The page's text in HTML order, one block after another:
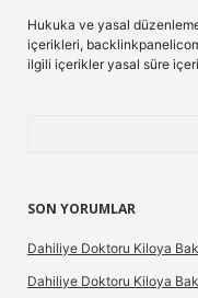
Hukuka ve yasal
içerikleri,
ilgili içerikler yasal süre
SON YORUMLAR
Dahiliye Doktoru Kiloya
Dahiliye Doktoru Kiloya